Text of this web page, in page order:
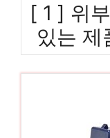
[ 1 ] 위
있는 제